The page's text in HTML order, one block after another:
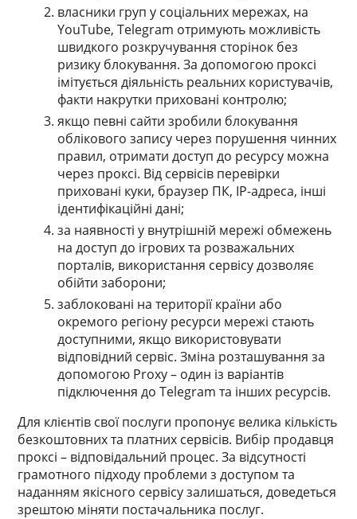
власники груп у соціальних мережах, на
YouTube, Telegram отримують можливість
швидкого розкручування сторінок без
ризику блокування. За допомогою проксі
імітується діяльність реальних користувачів,
факти накрутки приховані контролю;
якщо певні сайти зробили блокування
облікового запису через порушення чинних
правил, отримати доступ до ресурсу можна
через проксі. Від сервісів перевірки
приховані куки, браузер ПК, IP-адреса, інші
ідентифікаційні дані;
за наявності у внутрішній мережі обмежень
на доступ до ігрових та розважальних
порталів, використання сервісу дозволяє
обійти заборони;
заблоковані на території країни або
окремого регіону ресурси мережі стають
доступними, якщо використовувати
відповідний сервіс. Зміна розташування за
допомогою Proxy – один із варіантів
підключення до Telegram та інших ресурсів.
Для клієнтів свої послуги пропонує велика кількість
безкоштовних та платних сервісів. Вибір продавця
проксі – відповідальний процес. За відсутності
грамотного підходу проблеми з доступом та
наданням якісного сервісу залишаться, доведеться
зрештою міняти постачальника послуг.